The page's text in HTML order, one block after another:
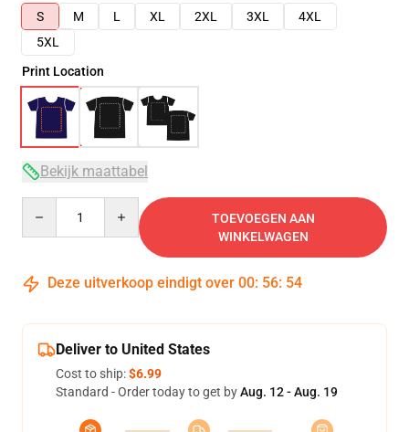
S
M L XL 2XL 3XL
4XL
5XL
Print Location
Bekijk maattabel
TOEVOEGEN AAN
WINKELWAGEN
Deze uitverkoop eindigt over 00: 56: 54
Deliver to United States
Cost to ship:$6.99
Standard - Order today to get byAug. 12 - Aug. 19